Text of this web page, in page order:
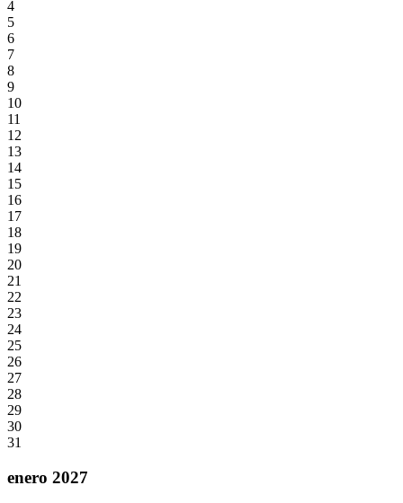
4
5
6
7
8
9
10
11
12
13
14
15
16
17
18
19
20
21
22
23
24
25
26
27
28
29
30
31
enero 2027